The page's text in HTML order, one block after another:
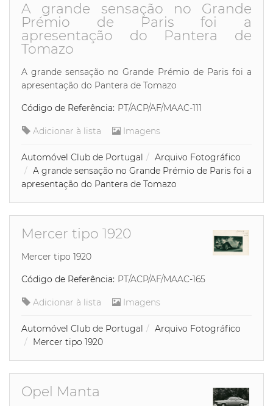
A grande sensação no Grande
Prémio de Paris foi a
apresentação do Pantera de
Tomazo
A grande sensação no Grande Prémio de Paris foi a
apresentação do Pantera de Tomazo
Código de Referência: PT/ACP/AF/MAAC-111
Adicionar à lista Imagens
Automóvel Club de Portugal
Arquivo Fotográfico
A grande sensação no Grande Prémio de Paris foi a
apresentação do Pantera de Tomazo
Mercer tipo 1920
Mercer tipo 1920
Código de Referência: PT/ACP/AF/MAAC-165
Adicionar à lista Imagens
Automóvel Club de Portugal
Arquivo Fotográfico
Mercer tipo 1920
Opel Manta